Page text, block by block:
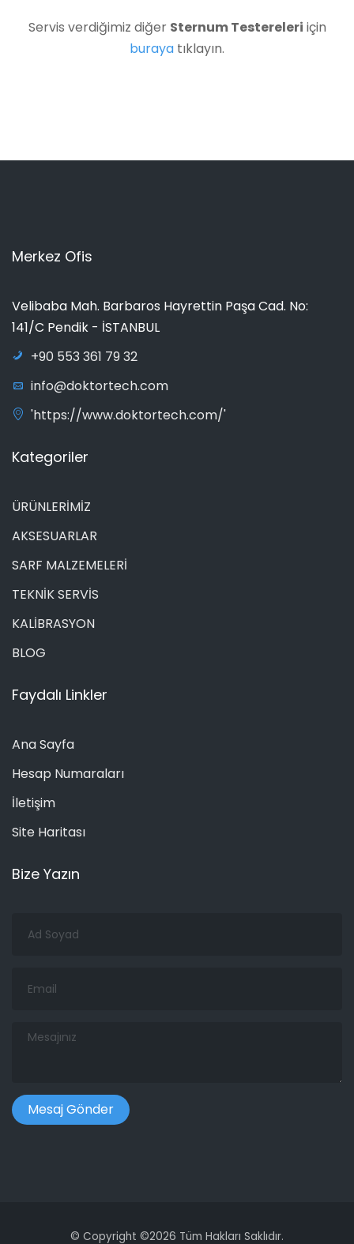
Servis verdiğimiz diğer Sternum Testereleri için
buraya tıklayın.
Merkez Ofis
Velibaba Mah. Barbaros Hayrettin Paşa Cad. No:
141/C Pendik - İSTANBUL
+90 553 361 79 32
info@doktortech.com
'https://www.doktortech.com/'
Kategoriler
ÜRÜNLERİMİZ
AKSESUARLAR
SARF MALZEMELERİ
TEKNİK SERVİS
KALİBRASYON
BLOG
Faydalı Linkler
Ana Sayfa
Hesap Numaraları
İletişim
Site Haritası
Bize Yazın
Soyad
Mesajınız
© Copyright ©2026 Tüm Hakları Saklıdır.